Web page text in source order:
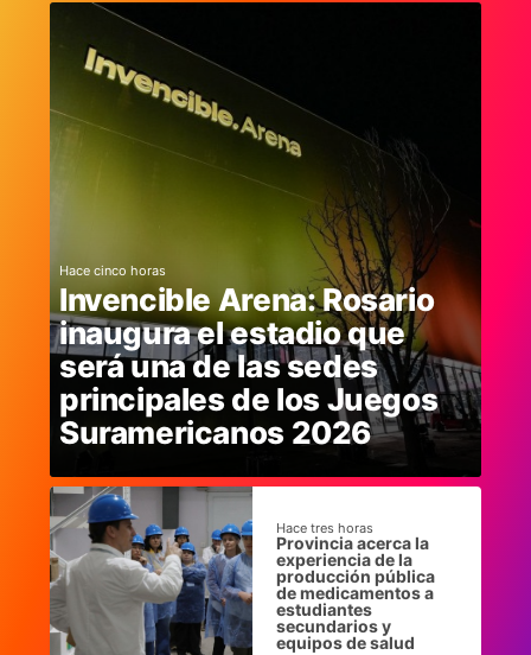
Hace cinco horas
Invencible Arena: Rosario
inaugura el estadio que
será una de las sedes
principales de los Juegos
Suramericanos 2026
Hace tres horas
Provincia acerca la
experiencia de la
producción pública
de medicamentos a
estudiantes
secundarios y
equipos de salud